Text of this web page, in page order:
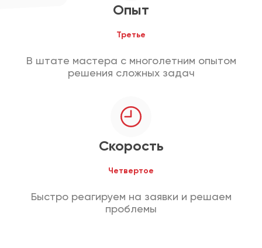
Опыт
Третье
В штате мастера с многолетним опытом
решения сложных задач
Скорость
Четвертое
Быстро реагируем на заявки и решаем
проблемы